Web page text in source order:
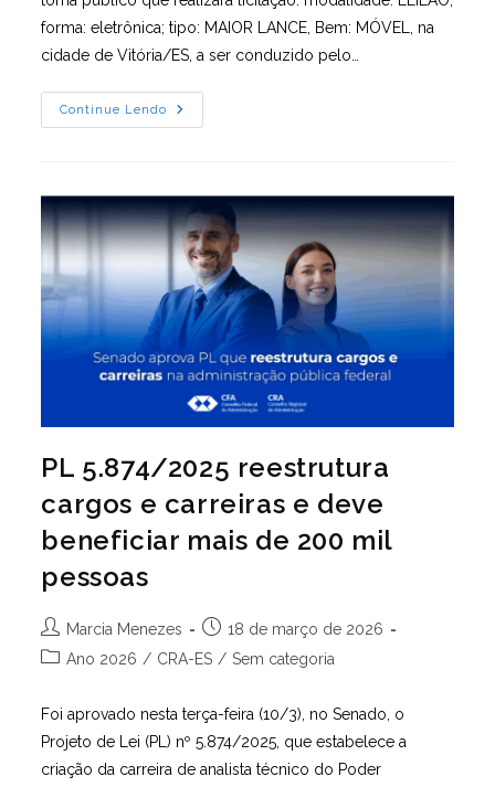
forma: eletrônica; tipo: MAIOR LANCE, Bem: MÓVEL, na
cidade de Vitória/ES, a ser conduzido pelo…
Continue Lendo
Aviso
De
PL 5.874/2025 reestrutura
cargos e carreiras e deve
beneficiar mais de 200 mil
pessoas
Autor
do
Marcia Menezes
Post
publicado:
18 de março de 2026
Categoria
post:
Ano 2026 / CRA-ES / Sem categoria
Foi aprovado nesta terça-feira (10/3), no Senado, o
Projeto de Lei (PL) nº 5.874/2025, que estabelece a
criação da carreira de analista técnico do Poder